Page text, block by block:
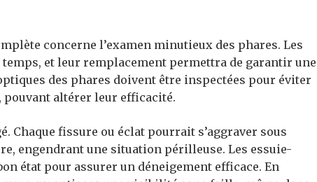
concerne l’examen minutieux des phares. Les
et leur remplacement permettra de garantir une
des phares doivent être inspectées pour éviter
altérer leur efficacité.
Chaque fissure ou éclat pourrait s’aggraver sous
engendrant une situation périlleuse. Les essuie-
état pour assurer un déneigement efficace. En